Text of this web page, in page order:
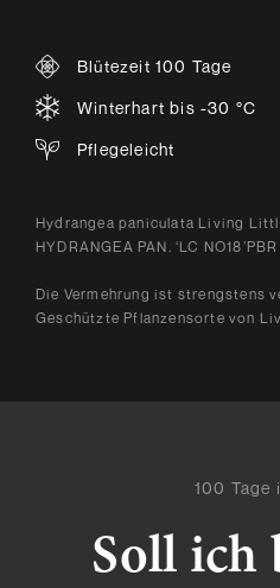
Blütezeit 100 Tage
Winterhart bis -30 °C
Pflegeleicht
Hydrangea paniculata Living
HYDRANGEA PAN. ‘LC NO18’PBR
Die Vermehrung ist strengstens
Geschützte Pflanzensorte von
100 Tage
Soll ich